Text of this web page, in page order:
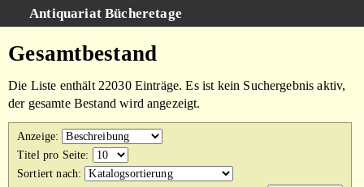
Antiquariat Bücheretage
Gesamtbestand
Warenkorb
AGB
Gesamtbestand
Die Liste enthält 22030 Einträge. Es ist kein Suchergebnis aktiv,
der gesamte Bestand wird angezeigt.
Anzeige:
Titel pro Seite:
Sortiert nach: